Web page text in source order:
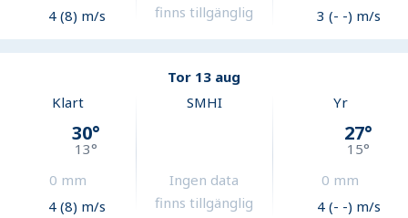
4 (8) m/s
finns tillgänglig
3 (- -) m/s
Tor 13 aug
Klart
30°
13°
0 mm
4 (8) m/s
SMHI
Ingen data
finns tillgänglig
Yr
27°
15°
0 mm
4 (- -) m/s